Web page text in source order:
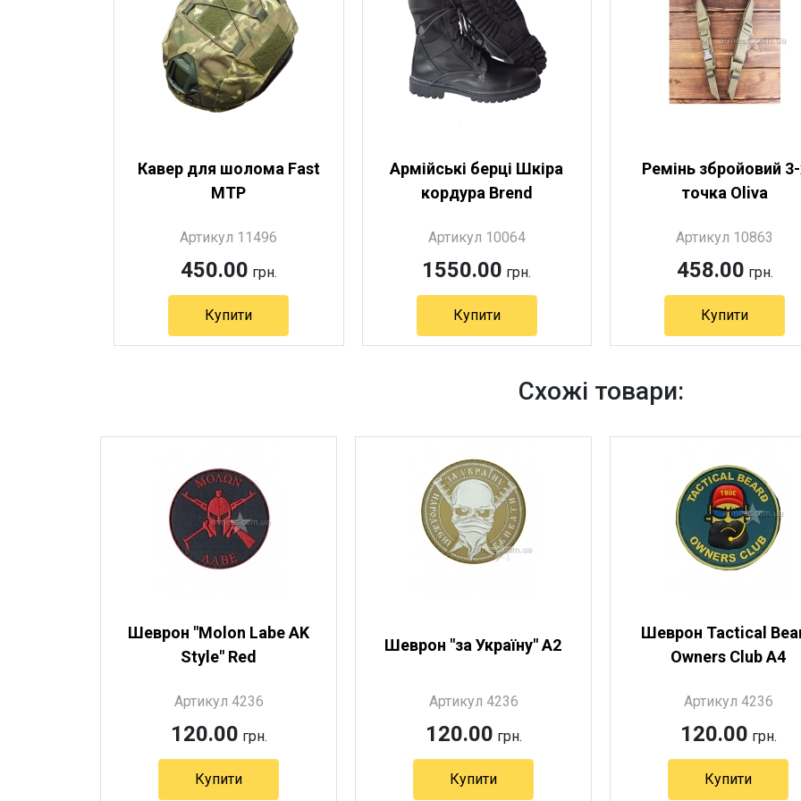
Кавер для шолома Fast
МТР
Артикул 11496
450.00 грн.
Купити
Армійські берці Шкіра
кордура Brend
Артикул 10064
1550.00 грн.
Купити
Ремінь збройовий
точка Oliva
Артикул 10863
458.00 грн.
Купити
Схожі товари:
Шеврон "Molon Labe AK
Style" Red
Артикул 4236
120.00 грн.
Купити
Шеврон "за Україну" А2
Артикул 4236
120.00 грн.
Купити
Шеврон Tactical
Owners Club А4
Артикул 4236
120.00 грн.
Купити